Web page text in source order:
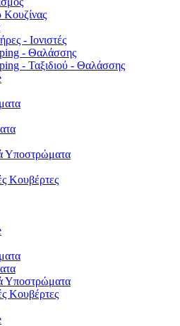
- Ιονιστές
- Θαλάσσης
- Ταξιδιού - Θαλάσσης
Υποστρώματα
Κουβέρτες
Υποστρώματα
Κουβέρτες